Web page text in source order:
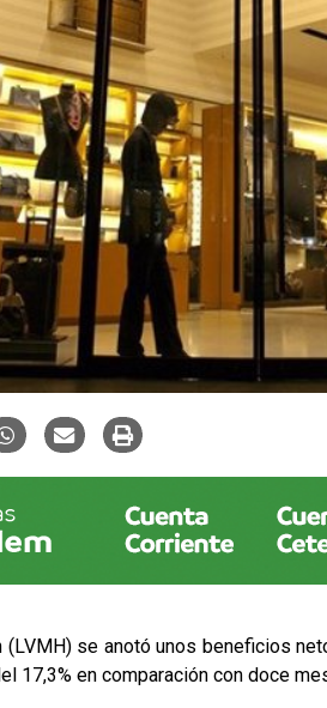
(LVMH) se anotó unos beneficios
17,3% en comparación con doce